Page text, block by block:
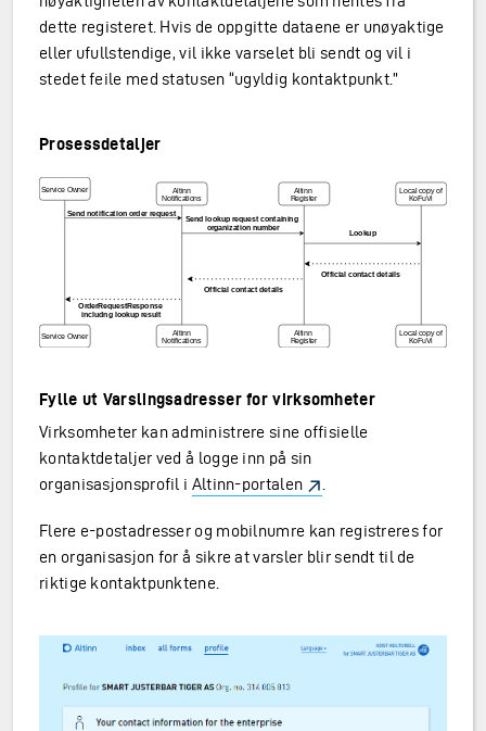
dette registeret. Hvis de oppgitte dataene er unøyaktige
eller ufullstendige, vil ikke varselet bli sendt og vil i
stedet feile med statusen “ugyldig kontaktpunkt.”
Prosessdetaljer
Fylle ut Varslingsadresser for virksomheter
Virksomheter kan administrere sine offisielle
kontaktdetaljer ved å logge inn på sin
organisasjonsprofil i Altinn-portalen .
Flere e-postadresser og mobilnumre kan registreres for
en organisasjon for å sikre at varsler blir sendt til de
riktige kontaktpunktene.